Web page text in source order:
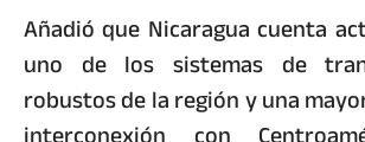
Añadió que Nicaragua cuenta
uno de los sistemas de
robustos de la región y una